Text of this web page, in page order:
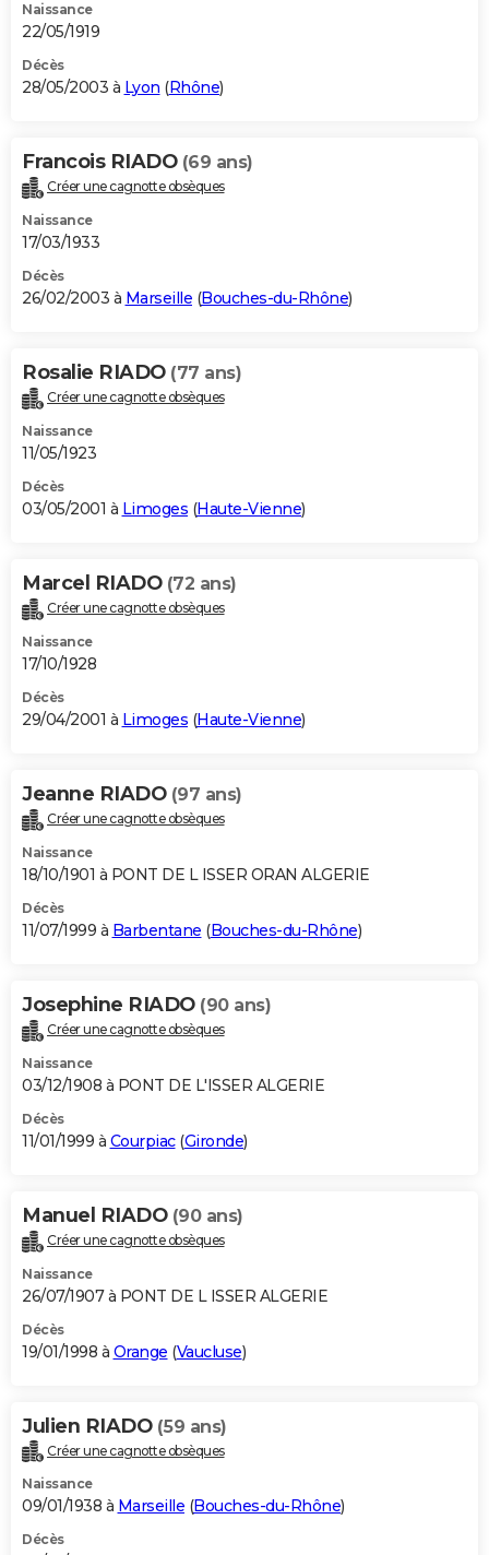
Naissance
22/05/1919
Décès
28/05/2003 à Lyon (Rhône)
Francois RIADO (69 ans)
Créer une cagnotte obsèques
Naissance
17/03/1933
Décès
26/02/2003 à Marseille (Bouches-du-Rhône)
Rosalie RIADO (77 ans)
Créer une cagnotte obsèques
Naissance
11/05/1923
Décès
03/05/2001 à Limoges (Haute-Vienne)
Marcel RIADO (72 ans)
Créer une cagnotte obsèques
Naissance
17/10/1928
Décès
29/04/2001 à Limoges (Haute-Vienne)
Jeanne RIADO (97 ans)
Créer une cagnotte obsèques
Naissance
18/10/1901 à PONT DE L ISSER ORAN ALGERIE
Décès
11/07/1999 à Barbentane (Bouches-du-Rhône)
Josephine RIADO (90 ans)
Créer une cagnotte obsèques
Naissance
03/12/1908 à PONT DE L'ISSER ALGERIE
Décès
11/01/1999 à Courpiac(Gironde)
Manuel RIADO (90 ans)
Créer une cagnotte obsèques
Naissance
26/07/1907 à PONT DE L ISSER ALGERIE
Décès
19/01/1998 à Orange (Vaucluse)
Julien RIADO (59 ans)
Créer une cagnotte obsèques
Naissance
09/01/1938 à Marseille (Bouches-du-Rhône)
Décès